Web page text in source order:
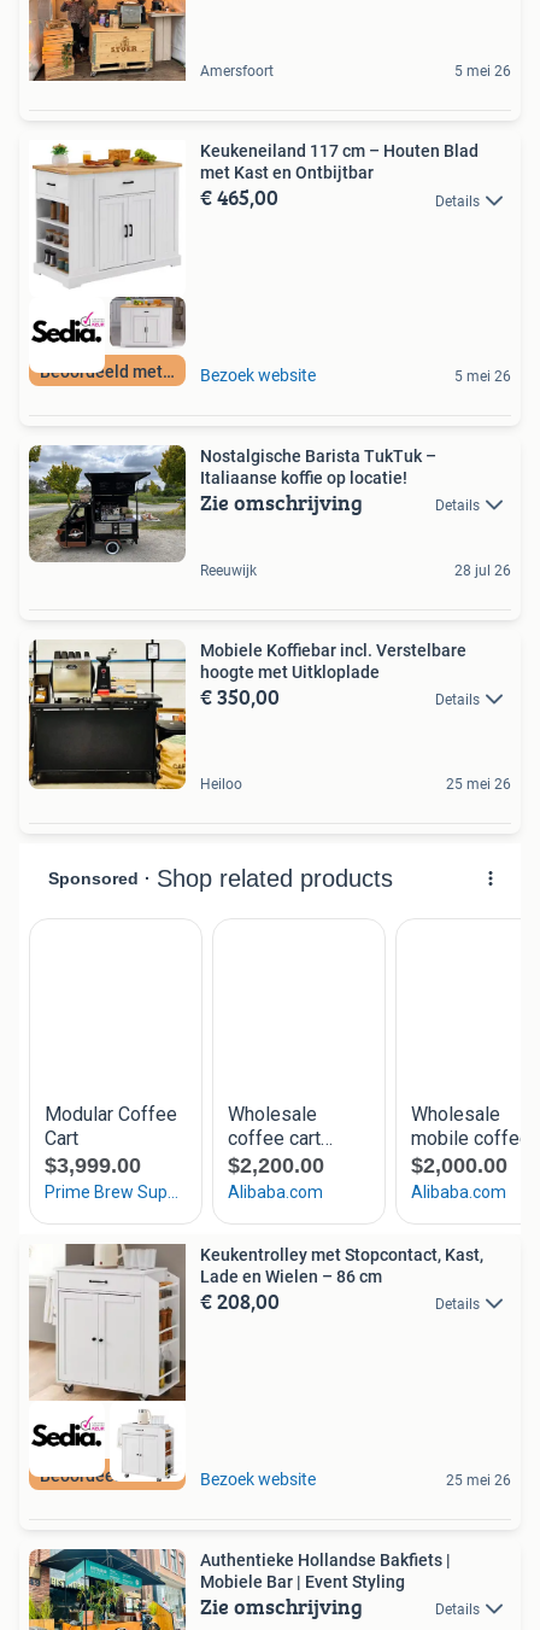
Amersfoort 5 mei 26
Beoordeeld met 9+
Keukeneiland 117 cm – Houten Blad
met Kast en Ontbijtbar
€ 465,00 Details
Bezoek website 5 mei 26
Nostalgische Barista TukTuk –
Italiaanse koffie op locatie!
Zie omschrijving Details
Reeuwijk 28 jul 26
Mobiele Koffiebar incl. Verstelbare
hoogte met Uitkloplade
€ 350,00 Details
Heiloo 25 mei 26
Beoordeeld met 9+
Keukentrolley met Stopcontact, Kast,
Lade en Wielen – 86 cm
€ 208,00 Details
Bezoek website 25 mei 26
Authentieke Hollandse Bakfiets |
Mobiele Bar | Event Styling
Zie omschrijving Details